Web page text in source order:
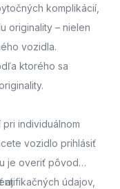
komplikácií,
originality – nielen
vozidla.
ktorého sa
individuálnom
vozidlo prihlásiť
je overiť pôvod
údajov,
aj: